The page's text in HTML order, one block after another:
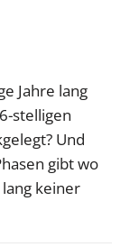
Jahre lang
stelligen
Und
gibt wo
keiner